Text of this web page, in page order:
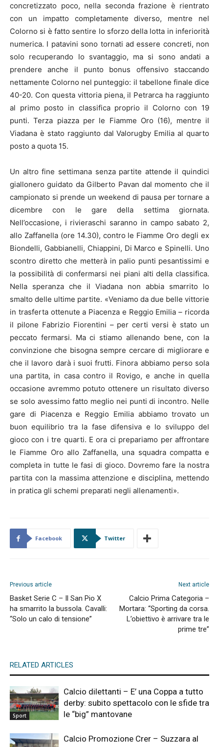
concretizzato poco, nella seconda frazione è rientrato
con un impatto completamente diverso, mentre nel
Colorno si è fatto sentire lo sforzo della lotta in inferiorità
numerica. I patavini sono tornati ad essere concreti, non
solo recuperando lo svantaggio, ma si sono andati a
prendere anche il punto bonus offensivo staccando
nettamente Colorno nel punteggio: il tabellone finale dice
40-20. Con questa vittoria piena, il Petrarca ha raggiunto
al primo posto in classifica proprio il Colorno con 19
punti. Terza piazza per le Fiamme Oro (16), mentre il
Viadana è stato raggiunto dal Valorugby Emilia al quarto
posto a quota 15.
Un altro fine settimana senza partite attende il quindici
giallonero guidato da Gilberto Pavan dal momento che il
campionato si prende un weekend di pausa per tornare a
dicembre con le gare della settima giornata.
Nell’occasione, i rivieraschi saranno in campo sabato 2,
allo Zaffanella (ore 14.30), contro le Fiamme Oro degli ex
Biondelli, Gabbianelli, Chiappini, Di Marco e Spinelli. Uno
scontro diretto che metterà in palio punti pesantissimi e
la possibilità di confermarsi nei piani alti della classifica.
Nella speranza che il Viadana non abbia smarrito lo
smalto delle ultime partite. «Veniamo da due belle vittorie
in trasferta ottenute a Piacenza e Reggio Emilia – ricorda
il pilone Fabrizio Fiorentini – per certi versi è stato un
peccato fermarsi. Ma ci stiamo allenando bene, con la
convinzione che bisogna sempre cercare di migliorare e
che il lavoro darà i suoi frutti. Finora abbiamo perso sola
una partita, in casa contro il Rovigo, e anche in quella
occasione avremmo potuto ottenere un risultato diverso
se solo avessimo fatto meglio nei punti di incontro. Nelle
gare di Piacenza e Reggio Emilia abbiamo trovato un
buon equilibrio tra la fase difensiva e lo sviluppo del
gioco con i tre quarti. E ora ci prepariamo per affrontare
le Fiamme Oro allo Zaffanella, una squadra compatta e
completa in tutte le fasi di gioco. Dovremo fare la nostra
partita con la massima attenzione e disciplina, mettendo
in pratica gli schemi preparati negli allenamenti».
Facebook Twitter
Previous article
Basket Serie C – Il San Pio X
ha smarrito la bussola. Cavalli:
“Solo un calo di tensione”
Next article
Calcio Prima Categoria –
Mortara: “Sporting da corsa.
L’obiettivo è arrivare tra le
prime tre”
RELATED ARTICLES
Sport
Calcio dilettanti – E’ una Coppa a tutto
derby: subito spettacolo con le sfide tra
le “big” mantovane
Calcio Promozione Crer – Suzzara al